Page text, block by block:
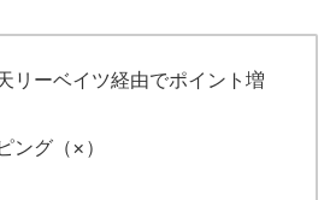
リーベイツ経由でポイント増
ング（×）